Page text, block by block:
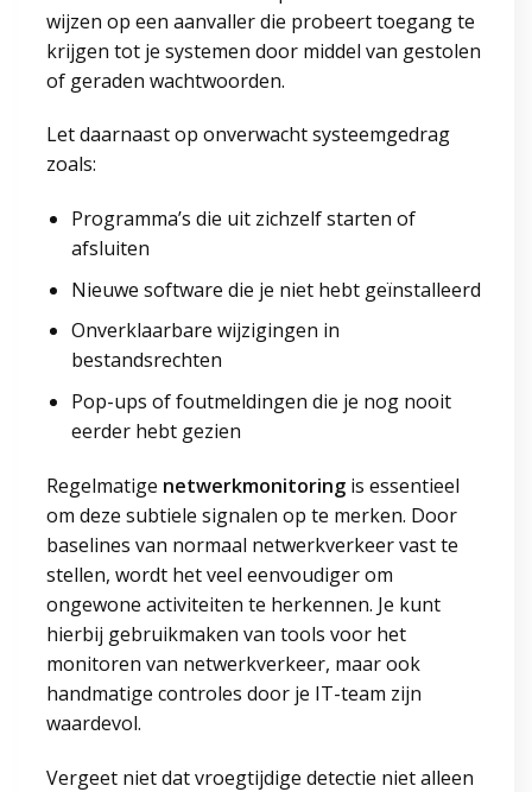
wijzen op een aanvaller die probeert toegang te
krijgen tot je systemen door middel van gestolen
of geraden wachtwoorden.
Let daarnaast op onverwacht systeemgedrag
zoals:
Programma’s die uit zichzelf starten of
afsluiten
Nieuwe software die je niet hebt geïnstalleerd
Onverklaarbare wijzigingen in
bestandsrechten
Pop-ups of foutmeldingen die je nog nooit
eerder hebt gezien
Regelmatige netwerkmonitoring is essentieel
om deze subtiele signalen op te merken. Door
baselines van normaal netwerkverkeer vast te
stellen, wordt het veel eenvoudiger om
ongewone activiteiten te herkennen. Je kunt
hierbij gebruikmaken van tools voor het
monitoren van netwerkverkeer, maar ook
handmatige controles door je IT-team zijn
waardevol.
Vergeet niet dat vroegtijdige detectie niet alleen